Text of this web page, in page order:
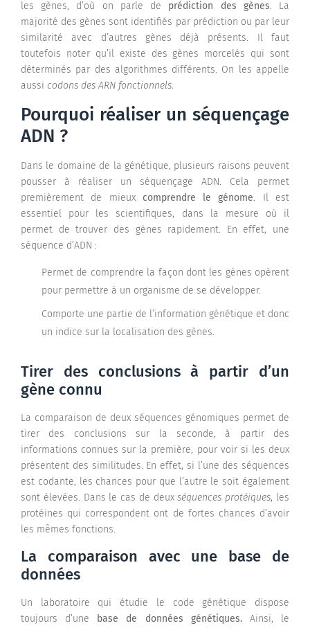
les gènes, d’où on parle de prédiction des gènes. La
majorité des gènes sont identifiés par prédiction ou par leur
similarité avec d’autres gènes déjà présents. Il faut
toutefois noter qu’il existe des gènes morcelés qui sont
déterminés par des algorithmes différents. On les appelle
aussi codons des ARN fonctionnels.
Pourquoi réaliser un séquençage
ADN ?
Dans le domaine de la génétique, plusieurs raisons peuvent
pousser à réaliser un séquençage ADN. Cela permet
premièrement de mieux comprendre le génome. Il est
essentiel pour les scientifiques, dans la mesure où il
permet de trouver des gènes rapidement. En effet, une
séquence d’ADN :
Permet de comprendre la façon dont les gènes opèrent
pour permettre à un organisme de se développer.
Comporte une partie de l’information génétique et donc
un indice sur la localisation des gènes.
Tirer des conclusions à partir d’un
gène connu
La comparaison de deux séquences génomiques permet de
tirer des conclusions sur la seconde, à partir des
informations connues sur la première, pour voir si les deux
présentent des similitudes. En effet, si l’une des séquences
est codante, les chances pour que l’autre le soit également
sont élevées. Dans le cas de deuxséquences protéiques, les
protéines qui correspondent ont de fortes chances d’avoir
les mêmes fonctions.
La comparaison avec une base de
données
Un laboratoire qui étudie le code génétique dispose
toujours d’une
base de données génétiques.Ainsi, le